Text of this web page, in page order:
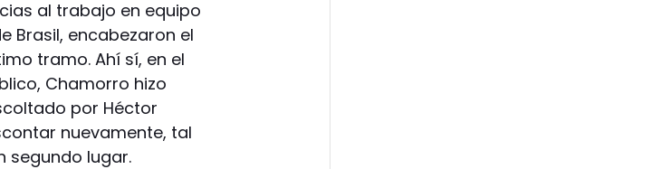
al trabajo en equipo
Brasil, encabezaron el
tramo. Ahí sí, en el
Chamorro hizo
por Héctor
nuevamente, tal
segundo lugar.